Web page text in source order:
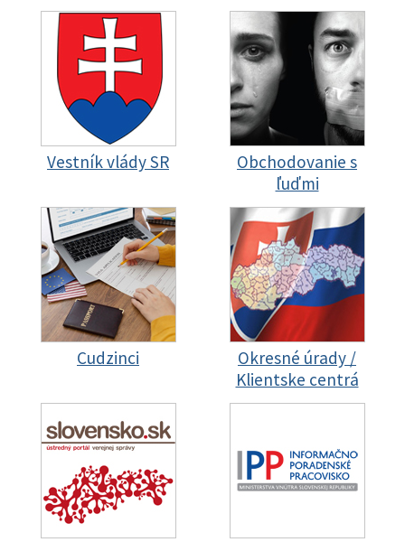
Vestník vlády SR
Obchodovanie s
ľuďmi
Cudzinci
Okresné úrady /
Klientske centrá